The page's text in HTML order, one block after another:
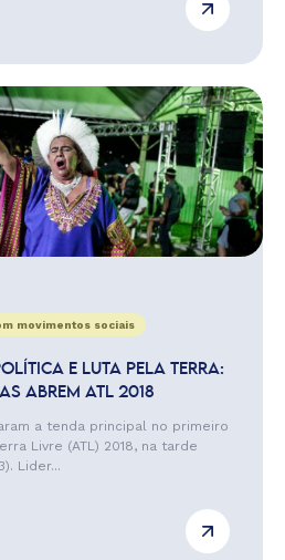
movimentos sociais
E LUTA PELA TERRA:
ABREM ATL 2018
a tenda principal no primeiro
Livre (ATL) 2018, na tarde
Lider...